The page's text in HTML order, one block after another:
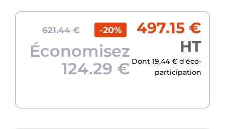
621.44 € -20%
Économisez
124.29 €
497.15 €
HT
Dont 19,44 € d'éco-
participation